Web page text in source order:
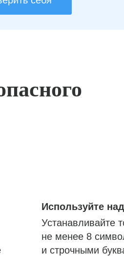
Используйте
Устанавливайте
не менее 8
и строчными